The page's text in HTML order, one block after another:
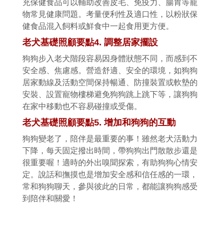
充保健食品可以輔助改善皮毛、免疫力、腸胃等寵
物常見健康問題。考量便利性及適口性，以粉狀保
健食品混入飼料或鮮食中一起食用更方便。
老犬基礎照顧要點4. 調整居家擺設
狗狗步入老犬階段容易因身體狀態不同，而感到不
安全感、焦慮感。營造舒適、安全的環境，如狗狗
居家動線及活動空間保持暢通、防撞裝置或軟墊的
安裝、設置寵物樓梯避免狗狗跳上跳下等，讓狗狗
在家中移動也不容易碰撞或受傷。
老犬基礎照顧要點5.增加和狗狗的互動
狗狗變老了，陪伴是最重要的事！雖然老犬活動力
下降，每天固定撥出時間，帶狗狗出門散散步還是
很重要喔！適時的外出嗅聞探索，有助狗狗心情安
定。說話和撫摸也是增加安全感和信任感的一環，
常和狗狗聊天，參與彼此的日常，都能讓狗狗感受
到陪伴和關愛！